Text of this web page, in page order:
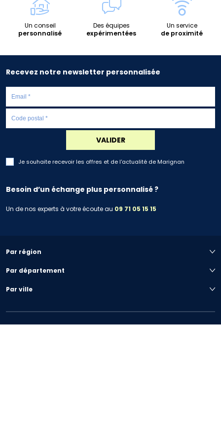
Un conseil
personnalisé
Des équipes
expérimentées
Un service
de proximité
Recevez notre newsletter personnalisée
VALIDER
Je souhaite recevoir les offres et de l'actualité de Marignan
Besoin d’un échange plus personnalisé ?
Un de nos experts à votre écoute au 09 71 05 15 15
Par région
Par département
Par ville